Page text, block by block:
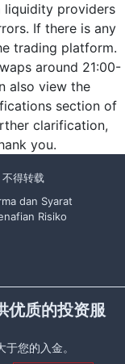
liquidity providers
If there is any
trading platform.
around 21:00-
also view the
section of
clarification,
you.
得转载
dan Syarat
Risiko
优质的投资服
您的入金。